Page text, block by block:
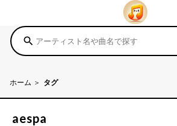
search
ホーム タグ
aespa